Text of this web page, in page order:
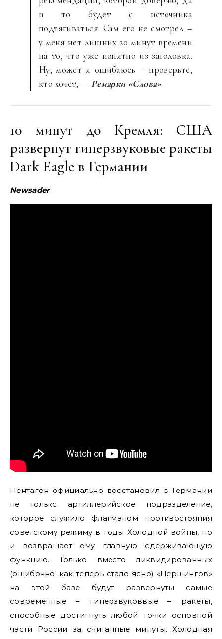
и то будет с источника
подтягиваться. Сам его не смотрел –
у меня нет лишних 20 минут времени
на то, что уже понятно из заголовка.
Ну, может я ошибаюсь – проверьте,
кто хочет, — Ремарки «Слова»
10 минут до Кремля: США
развернут гиперзвуковые ракеты
Dark Eagle в Германии
Newsader
Пентагон официально восстановил в Германии
не только артиллерийское подразделение,
которое служило флагманом противостояния
советскому режиму в годы Холодной войны, но
и возвращает ему главную сдерживающую
функцию. Только вместо ликвидированных
(ошибочно, как теперь стало ясно) «Першингов»
на этой базе будут развернуты самые
современные – гиперзвуковвые – ракеты,
способные достигнуть любой точки основной
части России за считанные минуты. Холодная